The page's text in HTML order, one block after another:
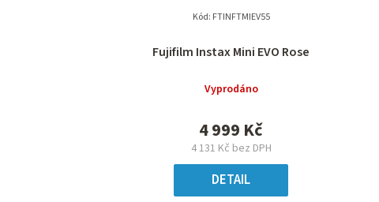
Fujifilm Instax Mini EVO Rose
Vyprodáno
4 131 Kč bez DPH
4 999 Kč
DETAIL
Kód: FTINFTMIEV55